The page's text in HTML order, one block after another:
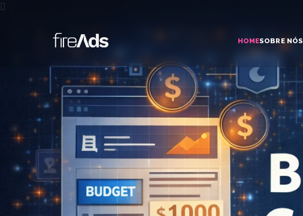
HOMESOBRE NÓS